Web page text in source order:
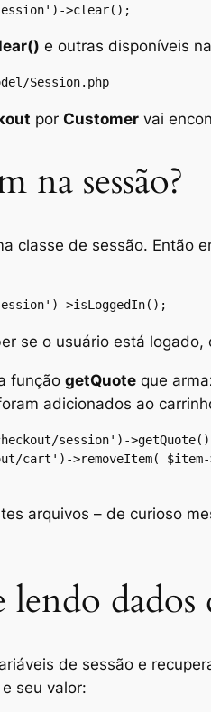
>clear();
e outras disponíveis
Session.php
por Customer vai
na sessão?
classe de sessão. Então
>isLoggedIn();
se o usuário está
função getQuote que
adicionados ao
session')-
cart')->removeItem(
arquivos – de curioso
dados
de sessão e
seu valor: